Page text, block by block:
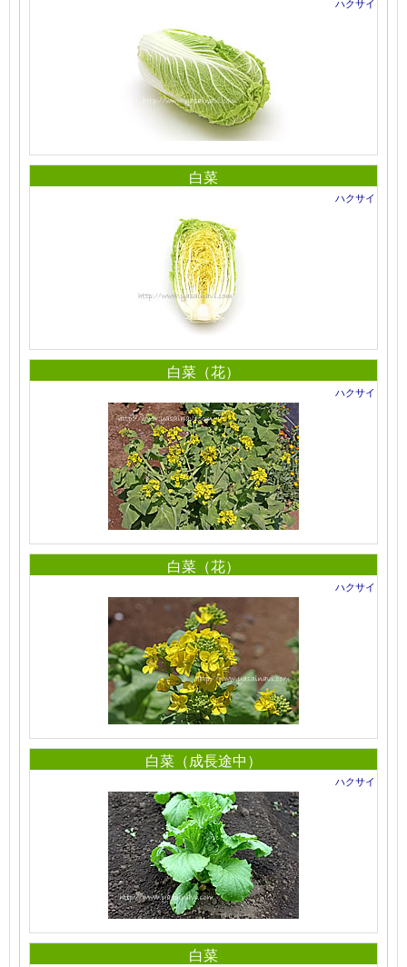
白菜
ハクサイ
白菜（花）
ハクサイ
白菜（花）
ハクサイ
白菜（成長途中）
ハクサイ
白菜